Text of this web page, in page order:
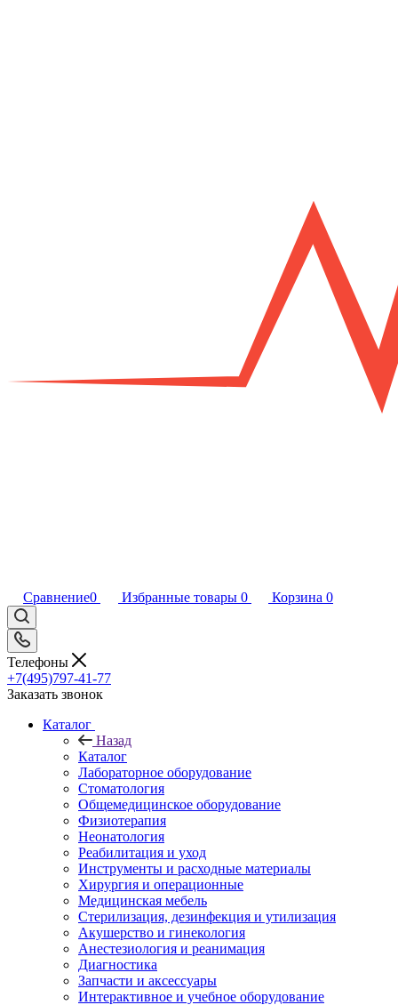
Сравнение0 Избранные товары 0 Корзина 0
Телефоны
+7(495)797-41-77
Заказать звонок
Каталог
Назад
Каталог
Лабораторное оборудование
Стоматология
Общемедицинское оборудование
Физиотерапия
Неонатология
Реабилитация и уход
Инструменты и расходные материалы
Хирургия и операционные
Медицинская мебель
Стерилизация, дезинфекция и утилизация
Акушерство и гинекология
Анестезиология и реанимация
Диагностика
Запчасти и аксессуары
Интерактивное и учебное оборудование